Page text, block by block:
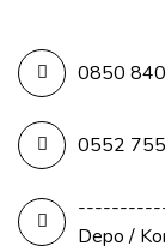
0850
0552 755
Depo /